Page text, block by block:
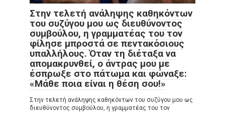
Στην τελετή ανάληψης καθηκόντων
του συζύγου μου ως διευθύνοντος
συμβούλου, η γραμματέας του τον
φίλησε μπροστά σε πεντακόσιους
υπαλλήλους. Όταν τη διέταξα να
απομακρυνθεί, ο άντρας μου με
έσπρωξε στο πάτωμα και φώναξε:
«Μάθε ποια είναι η θέση σου!»
Στην τελετή ανάληψης καθηκόντων του συζύγου μου ως
διευθύνοντος συμβούλου, η γραμματέας του τον